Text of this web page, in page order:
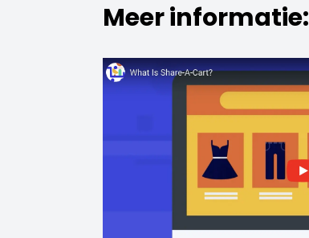
Meer informatie: